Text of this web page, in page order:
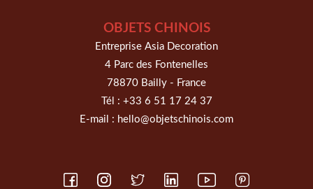
OBJETS CHINOIS
Entreprise Asia Decoration
4 Parc des Fontenelles
78870 Bailly - France
Tél : +33 6 51 17 24 37
E-mail : hello@objetschinois.com